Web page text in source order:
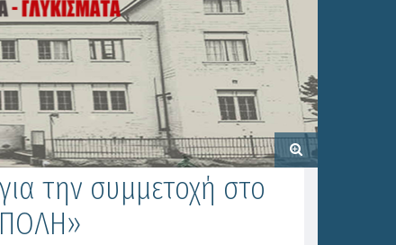
την συμμετοχή στο